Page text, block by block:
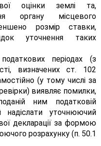
оцінки землі та,
органу місцевого
розмір ставки,
уточнення таких
періодах (з
визначених ст. 102
(у тому числі за
виявляє помилки,
ним податковій
надіслати уточнюючий
декларації за формою
розрахунку (п. 50.1